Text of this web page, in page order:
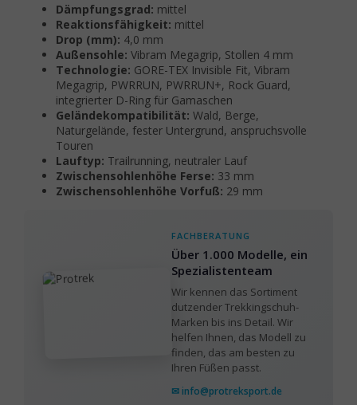
Dämpfungsgrad: mittel
Reaktionsfähigkeit: mittel
Drop (mm): 4,0 mm
Außensohle: Vibram Megagrip, Stollen 4 mm
Technologie: GORE-TEX Invisible Fit, Vibram
Megagrip, PWRRUN, PWRRUN+, Rock Guard,
integrierter D-Ring für Gamaschen
Geländekompatibilität: Wald, Berge,
Naturgelände, fester Untergrund, anspruchsvolle
Touren
Lauftyp: Trailrunning, neutraler Lauf
Zwischensohlenhöhe Ferse: 33 mm
Zwischensohlenhöhe Vorfuß: 29 mm
FACHBERATUNG
Über 1.000 Modelle, ein
Spezialistenteam
Wir kennen das Sortiment
dutzender Trekkingschuh-
Marken bis ins Detail. Wir
helfen Ihnen, das Modell zu
finden, das am besten zu
Ihren Füßen passt.
✉ info@protreksport.de